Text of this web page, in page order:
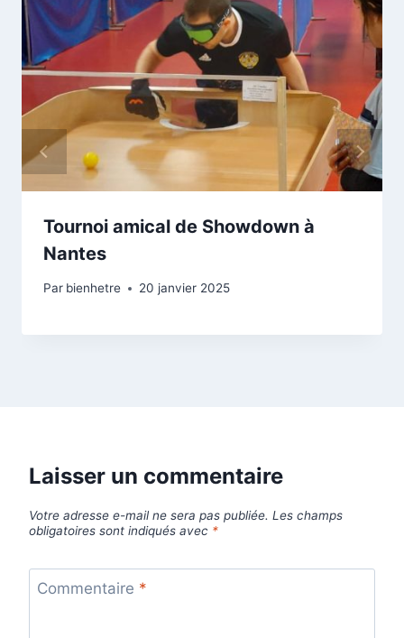
Tournoi amical de Showdown à
Nantes
Par bienhetre 20 janvier 2025
Laisser un commentaire
Votre adresse e-mail ne sera pas publiée. Les champs
obligatoires sont indiqués avec *
Commentaire *